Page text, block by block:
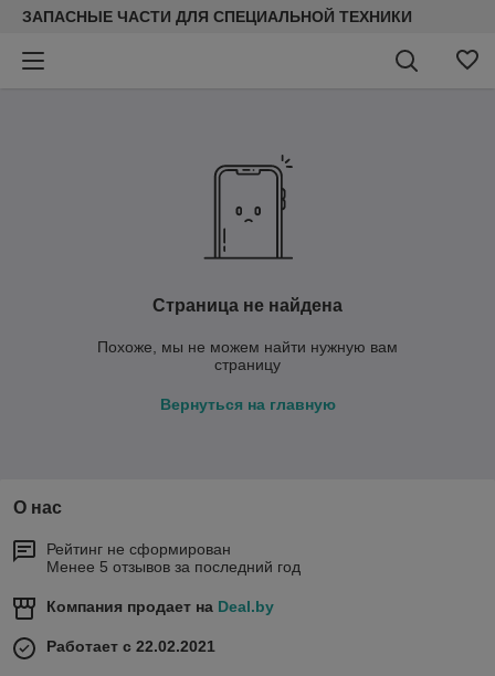
ЗАПАСНЫЕ ЧАСТИ ДЛЯ СПЕЦИАЛЬНОЙ ТЕХНИКИ
Страница не найдена
Похоже, мы не можем найти нужную вам
страницу
Вернуться на главную
О нас
Рейтинг не сформирован
Менее 5 отзывов за последний год
Компания продает на Deal.by
Работает с 22.02.2021